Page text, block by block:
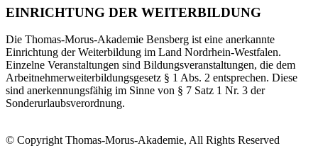
EINRICHTUNG DER WEITERBILDUNG
Die Thomas-Morus-Akademie Bensberg ist eine anerkannte
Einrichtung der Weiterbildung im Land Nordrhein-Westfalen.
Einzelne Veranstaltungen sind Bildungsveranstaltungen, die dem
Arbeitnehmerweiterbildungsgesetz § 1 Abs. 2 entsprechen. Diese
sind anerkennungsfähig im Sinne von § 7 Satz 1 Nr. 3 der
Sonderurlaubsverordnung.
© Copyright Thomas-Morus-Akademie, All Rights Reserved